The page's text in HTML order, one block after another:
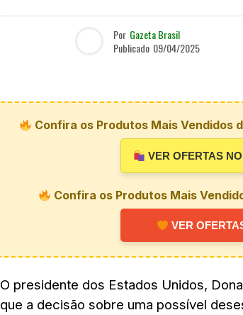
Por Gazeta Brasil
Publicado 09/04/2025
Confira os Produtos Mais Vendidos
VER OFERTAS
Confira os Produtos Mais
VER
O presidente dos Estados Unidos,
que a decisão sobre uma possível